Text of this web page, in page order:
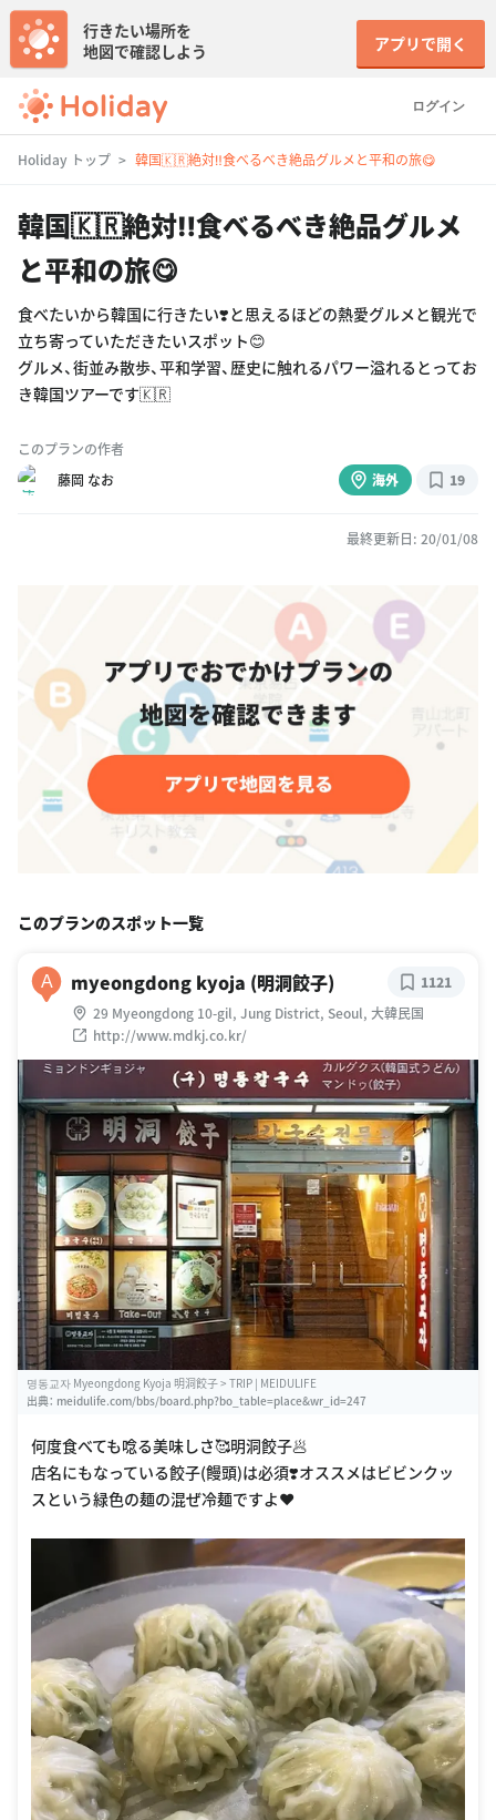
ログイン
行きたい場所を
地図で確認しよう
アプリで開く
Holiday トップ 韓国🇰🇷絶対‼️食べるべき絶品グルメと平和の旅😋
韓国🇰🇷絶対‼️食べるべき絶品グルメ
と平和の旅😋
食べたいから韓国に行きたい❣️と思えるほどの熱愛グルメと観光で
立ち寄っていただきたいスポット😊
グルメ、街並み散歩、平和学習、歴史に触れるパワー溢れるとってお
き韓国ツアーです🇰🇷
このプランの作者
藤岡 なお
海外 19
最終更新日: 20/01/08
このプランのスポット一覧
A myeongdong kyoja (明洞餃子)
29 Myeongdong 10-gil, Jung District, Seoul, 大韓民国
http://www.mdkj.co.kr/
1121
명동교자 Myeongdong Kyoja 明洞餃子 > TRIP | MEIDULIFE
出典： meidulife.com/bbs/board.php?bo_table=place&wr_id=247
何度食べても唸る美味しさ🥰明洞餃子🥟
店名にもなっている餃子(饅頭)は必須❣️オススメはビビンクッ
スという緑色の麺の混ぜ冷麺ですよ❤️